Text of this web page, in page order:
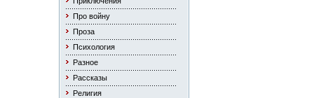
Про войну
Проза
Психология
Разное
Рассказы
Религия